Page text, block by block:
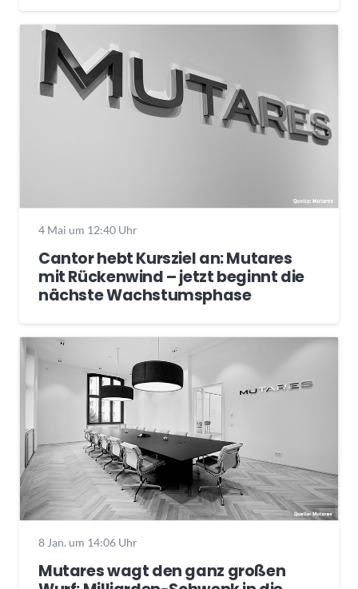
4 Mai um 12:40 Uhr
Cantor hebt Kursziel an: Mutares
mit Rückenwind – jetzt beginnt die
nächste Wachstumsphase
8 Jan. um 14:06 Uhr
Mutares wagt den ganz großen